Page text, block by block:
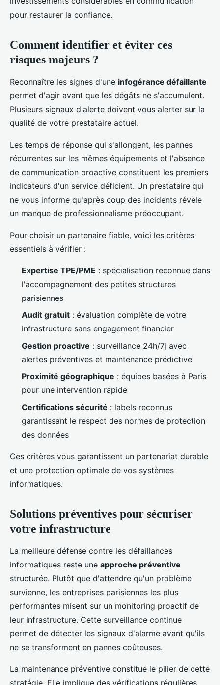
pour restaurer la confiance.
Comment identifier et éviter ces
risques majeurs ?
Reconnaître les signes d'une infogérance défaillante
permet d'agir avant que les dégâts ne s'accumulent.
Plusieurs signaux d'alerte doivent vous alerter sur la
qualité de votre prestataire actuel.
Les temps de réponse qui s'allongent, les pannes
récurrentes sur les mêmes équipements et l'absence
de communication proactive constituent les premiers
indicateurs d'un service déficient. Un prestataire qui
ne vous informe qu'après coup des incidents révèle
un manque de professionnalisme préoccupant.
Pour choisir un partenaire fiable, voici les critères
essentiels à vérifier :
Expertise TPE/PME : spécialisation reconnue dans
l'accompagnement des petites structures
parisiennes
Audit gratuit : évaluation complète de votre
infrastructure sans engagement financier
Gestion proactive : surveillance 24h/7j avec
alertes préventives et maintenance prédictive
Proximité géographique : équipes basées à Paris
pour une intervention rapide
Certifications sécurité : labels reconnus
garantissant le respect des normes de protection
des données
Ces critères vous garantissent un partenariat durable
et une protection optimale de vos systèmes
informatiques.
Solutions préventives pour sécuriser
votre infrastructure
La meilleure défense contre les défaillances
informatiques reste une approche préventive
structurée. Plutôt que d'attendre qu'un problème
survienne, les entreprises parisiennes les plus
performantes misent sur un monitoring proactif de
leur infrastructure. Cette surveillance continue
permet de détecter les signaux d'alarme avant qu'ils
ne se transforment en pannes coûteuses.
La maintenance préventive constitue le pilier de cette
stratégie. Elle implique des vérifications régulières